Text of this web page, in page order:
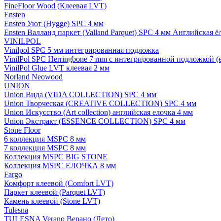
FineFloor Wood (Клеевая LVT)
Ensten
Ensten Уют (Hygge) SPC 4 мм
Ensten Валланд паркет (Valland Parquet) SPC 4 мм Английская
VINILPOL
Vinilpol SPC 5 мм интегрированная подложка
VinilPol SPC Herringbone 7 mm с интегрированной подложкой
VinilPol Glue LVT клеевая 2 мм
Norland Neowood
UNION
Union Вида (VIDA COLLECTION) SPC 4 мм
Union Творческая (CREATIVE COLLECTION) SPC 4 мм
Union Искусство (Art collection) английская елочка 4 мм
Union Экстракт (ESSENCE COLLECTION) SPC 4 мм
Stone Floor
6 коллекция MSPC 8 мм
7 коллекция MSPC 8 мм
Коллекция MSPC BIG STONE
Коллекция MSPC ЕЛОЧКА 8 мм
Fargo
Комфорт клеевой (Comfort LVT)
Паркет клеевой (Parquet LVT)
Камень клеевой (Stone LVT)
Tulesna
TULESNA Verano Верано (Лето)